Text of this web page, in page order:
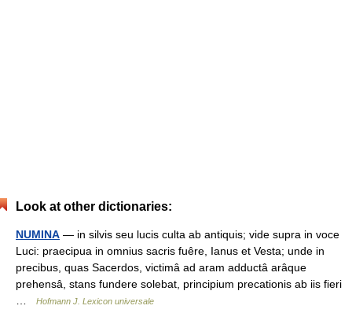
Look at other dictionaries:
NUMINA — in silvis seu lucis culta ab antiquis; vide supra in voce
Luci: praecipua in omnius sacris fuêre, Ianus et Vesta; unde in
precibus, quas Sacerdos, victimâ ad aram adductâ arâque
prehensâ, stans fundere solebat, principium precationis ab iis fieri
Hofmann J. Lexicon universale